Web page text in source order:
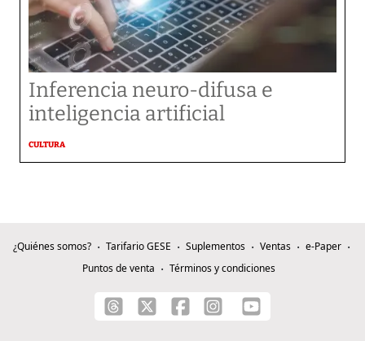
Inferencia neuro-difusa e
inteligencia artificial
CULTURA
¿Quiénes somos? Tarifario GESE Suplementos Ventas
e-Paper
Puntos de venta
Términos y condiciones